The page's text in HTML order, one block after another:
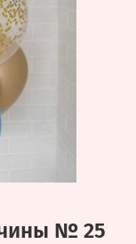
№ 25